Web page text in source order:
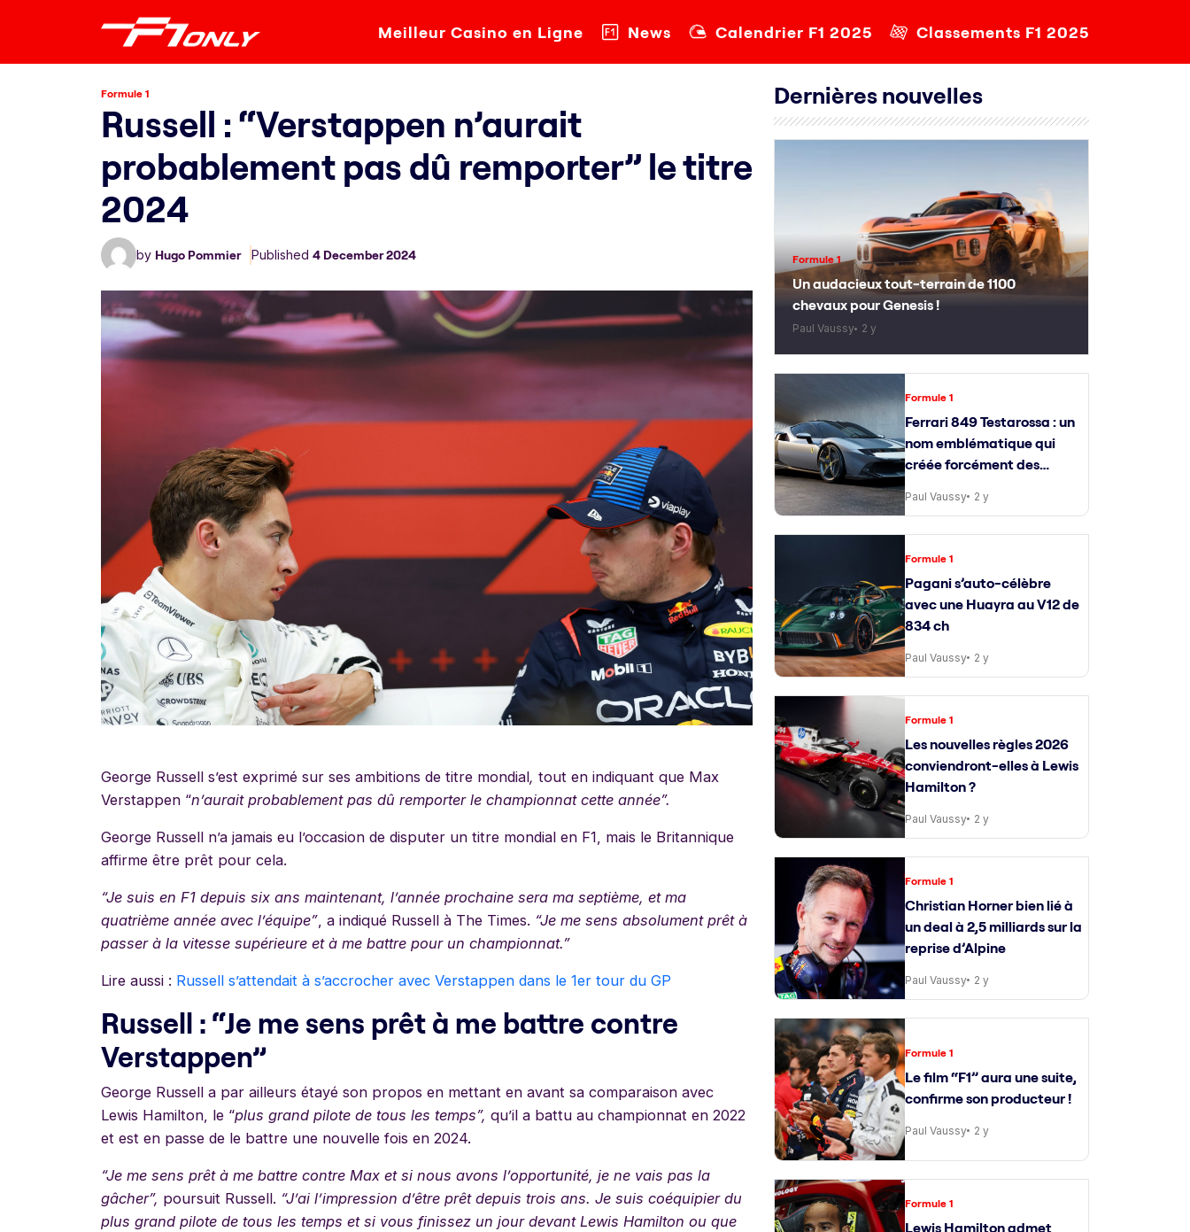
Meilleur Casino en Ligne News Calendrier F1 2025 Classements F1 2025
Formule 1
Russell : “Verstappen n’aurait
probablement pas dû remporter” le titre
2024
by Hugo Pommier Published 4 December 2024
George Russell s’est exprimé sur ses ambitions de titre mondial, tout en indiquant que Max
Verstappen “n’aurait probablement pas dû remporter le championnat cette année”.
George Russell n’a jamais eu l’occasion de disputer un titre mondial en F1, mais le Britannique
affirme être prêt pour cela.
“Je suis en F1 depuis six ans maintenant, l’année prochaine sera ma septième, et ma
quatrième année avec l’équipe” , a indiqué Russell à The Times. “Je me sens absolument prêt à
passer à la vitesse supérieure et à me battre pour un championnat.”
Lire aussi : Russell s’attendait à s’accrocher avec Verstappen dans le 1er tour du GP
Russell : “Je me sens prêt à me battre contre
Verstappen”
George Russell a par ailleurs étayé son propos en mettant en avant sa comparaison avec
Lewis Hamilton, le “plus grand pilote de tous les temps”, qu’il a battu au championnat en 2022
et est en passe de le battre une nouvelle fois en 2024.
“Je me sens prêt à me battre contre Max et si nous avons l’opportunité, je ne vais pas la
gâcher”, poursuit Russell. “J’ai l’impression d’être prêt depuis trois ans. Je suis coéquipier du
plus grand pilote de tous les temps et si vous finissez un jour devant Lewis Hamilton ou que
Dernières nouvelles
Formule 1
Un audacieux tout-terrain de 1100
chevaux pour Genesis !
Paul Vaussy 2 y
Formule 1
Ferrari 849 Testarossa : un
nom emblématique qui
créée forcément des
attentes
Paul Vaussy 2 y
Formule 1
Pagani s’auto-célèbre
avec une Huayra au V12 de
834 ch
Paul Vaussy 2 y
Formule 1
Les nouvelles règles 2026
conviendront-elles à Lewis
Hamilton ?
Paul Vaussy 2 y
Formule 1
Christian Horner bien lié à
un deal à 2,5 milliards sur la
reprise d’Alpine
Paul Vaussy 2 y
Formule 1
Le film “F1” aura une suite,
confirme son producteur !
Paul Vaussy 2 y
Formule 1
Lewis Hamilton admet